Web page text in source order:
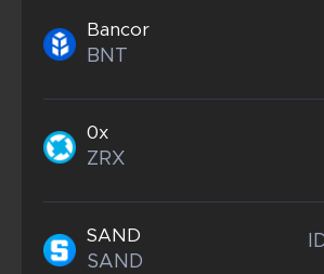
Bancor
BNT
0x
ZRX
SAND
SAND